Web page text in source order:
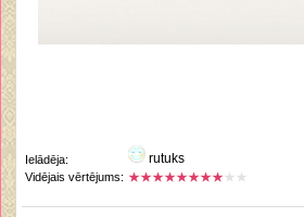
Ielādēja: rutuks
Vidējais vērtējums: